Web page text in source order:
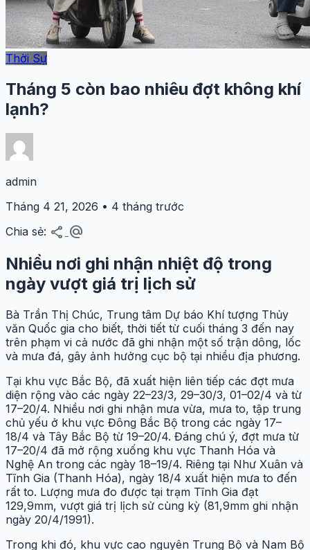
Thời Sự
Tháng 5 còn bao nhiêu đợt không khí
lạnh?
admin
Tháng 4 21, 2026 • 4 tháng trước
Chia sẻ: share alternate_email
Nhiều nơi ghi nhận nhiệt độ trong
ngày vượt giá trị lịch sử
Bà Trần Thị Chúc, Trung tâm Dự báo Khí tượng Thủy
văn Quốc gia cho biết, thời tiết từ cuối tháng 3 đến nay
trên phạm vi cả nước đã ghi nhận một số trận dông, lốc
và mưa đá, gây ảnh hưởng cục bộ tại nhiều địa phương.
Tại khu vực Bắc Bộ, đã xuất hiện liên tiếp các đợt mưa
diện rộng vào các ngày 22–23/3, 29–30/3, 01–02/4 và từ
17–20/4. Nhiều nơi ghi nhận mưa vừa, mưa to, tập trung
chủ yếu ở khu vực Đông Bắc Bộ trong các ngày 17–
18/4 và Tây Bắc Bộ từ 19–20/4. Đáng chú ý, đợt mưa từ
17–20/4 đã mở rộng xuống khu vực Thanh Hóa và
Nghệ An trong các ngày 18–19/4. Riêng tại Như Xuân và
Tĩnh Gia (Thanh Hóa), ngày 18/4 xuất hiện mưa to đến
rất to. Lượng mưa đo được tại trạm Tĩnh Gia đạt
129,9mm, vượt giá trị lịch sử cùng kỳ (81,9mm ghi nhận
ngày 20/4/1991).
Trong khi đó, khu vực cao nguyên Trung Bộ và Nam Bộ